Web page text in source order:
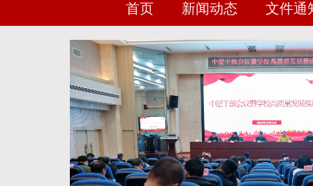
首页 新闻动态 文件通